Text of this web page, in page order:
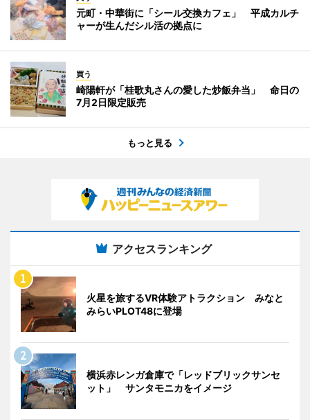
元町・中華街に「シール交換カフェ」 平成カルチ
ャーが生んだシル活の拠点に
買う
崎陽軒が「桂歌丸さんの愛した炒飯弁当」 命日の
7月2日限定販売
もっと見る
アクセスランキング
火星を旅するVR体験アトラクション みなと
みらいPLOT48に登場
横浜赤レンガ倉庫で「レッドブリックサンセ
ット」 サンタモニカをイメージ